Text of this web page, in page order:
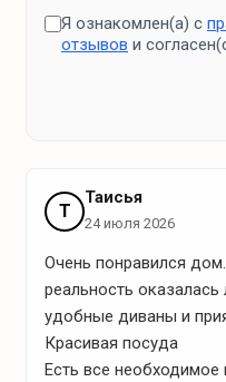
большой
маленький
столовые приборы
фасовочные пакеты
пакеты для мусора
Я ознакомлен(а) с
отзывов и
Т
Таисья
24 июля 2026
Очень понравился
реальность
удобные диваны и
Красивая посуда
Есть все